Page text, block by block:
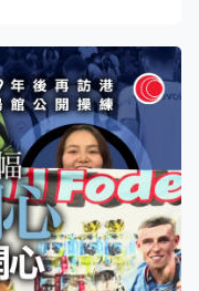
連續三天超越120%
吸系統科講座教授
血糖高，入院時又
就會增加。夏季有
為比平時人數增加
流感病毒陽性比率本
分點，遠高於4.94%
有回落。許樹昌
籲高危群組盡快接